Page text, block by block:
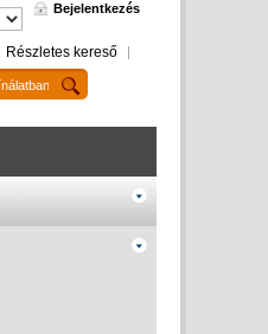
Bejelentkezés
Részletes kereső